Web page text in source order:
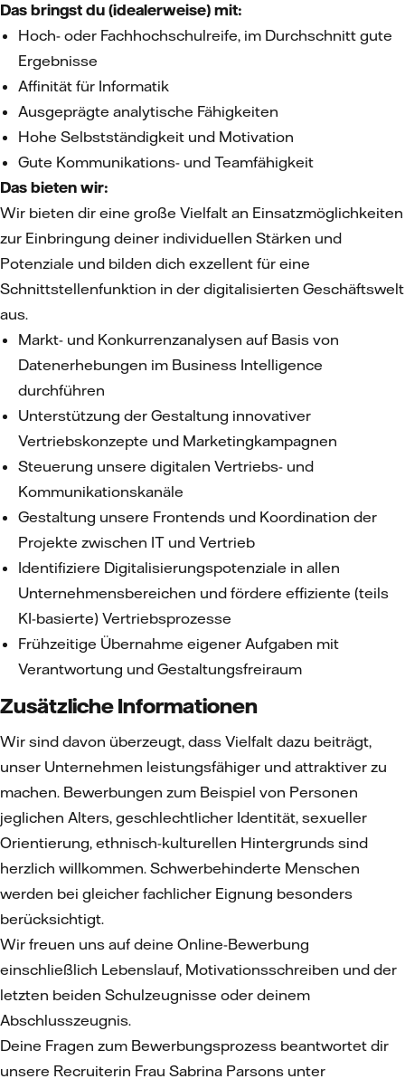
Das bringst du (idealerweise) mit:
Hoch- oder Fachhochschulreife, im Durchschnitt gute
Ergebnisse
Affinität für Informatik
Ausgeprägte analytische Fähigkeiten
Hohe Selbstständigkeit und Motivation
Gute Kommunikations- und Teamfähigkeit
Das bieten wir:
Wir bieten dir eine große Vielfalt an Einsatzmöglichkeiten
zur Einbringung deiner individuellen Stärken und
Potenziale und bilden dich exzellent für eine
Schnittstellenfunktion in der digitalisierten Geschäftswelt
aus.
Markt- und Konkurrenzanalysen auf Basis von
Datenerhebungen im Business Intelligence
durchführen
Unterstützung der Gestaltung innovativer
Vertriebskonzepte und Marketingkampagnen
Steuerung unsere digitalen Vertriebs- und
Kommunikationskanäle
Gestaltung unsere Frontends und Koordination der
Projekte zwischen IT und Vertrieb
Identifiziere Digitalisierungspotenziale in allen
Unternehmensbereichen und fördere effiziente (teils
KI-basierte) Vertriebsprozesse
Frühzeitige Übernahme eigener Aufgaben mit
Verantwortung und Gestaltungsfreiraum
Zusätzliche Informationen
Wir sind davon überzeugt, dass Vielfalt dazu beiträgt,
unser Unternehmen leistungsfähiger und attraktiver zu
machen. Bewerbungen zum Beispiel von Personen
jeglichen Alters, geschlechtlicher Identität, sexueller
Orientierung, ethnisch-kulturellen Hintergrunds sind
herzlich willkommen. Schwerbehinderte Menschen
werden bei gleicher fachlicher Eignung besonders
berücksichtigt.
Wir freuen uns auf deine Online-Bewerbung
einschließlich Lebenslauf, Motivationsschreiben und der
letzten beiden Schulzeugnisse oder deinem
Abschlusszeugnis.
Deine Fragen zum Bewerbungsprozess beantwortet dir
unsere Recruiterin Frau Sabrina Parsons unter